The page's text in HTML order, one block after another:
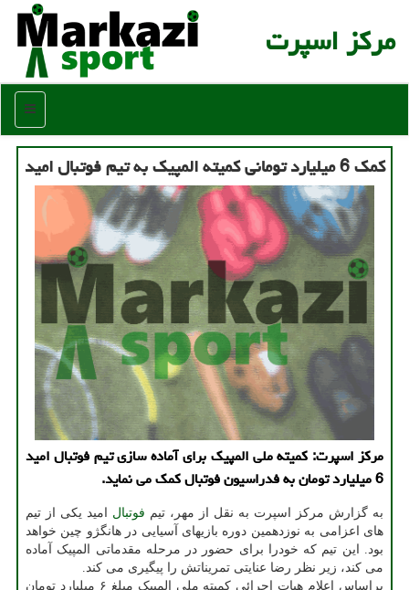
مركز اسپرت
منو
کمک 6 میلیارد تومانی کمیته المپیک به تیم فوتبال امید
مرکز اسپرت: کمیته ملی المپیک برای آماده سازی تیم فوتبال امید
6 میلیارد تومان به فدراسیون فوتبال کمک می نماید.
به گزارش مرکز اسپرت به نقل از مهر، تیم فوتبال امید یکی از تیم
های اعزامی به نوزدهمین دوره بازیهای آسیایی در هانگژو چین خواهد
بود. این تیم که خودرا برای حضور در مرحله مقدماتی المپیک آماده
می کند، زیر نظر رضا عنایتی تمریناتش را پیگیری می کند.
براساس اعلام هیات اجرائی کمیته ملی المپیک مبلغ ۶ میلیارد تومان